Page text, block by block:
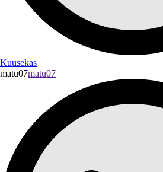
Kuusekas
matu07matu07